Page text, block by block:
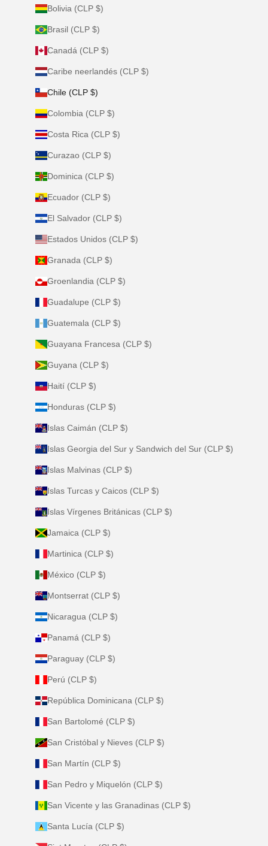
Bolivia (CLP $)
Brasil (CLP $)
Canadá (CLP $)
Caribe neerlandés (CLP $)
Chile (CLP $)
Colombia (CLP $)
Costa Rica (CLP $)
Curazao (CLP $)
Dominica (CLP $)
Ecuador (CLP $)
El Salvador (CLP $)
Estados Unidos (CLP $)
Granada (CLP $)
Groenlandia (CLP $)
Guadalupe (CLP $)
Guatemala (CLP $)
Guayana Francesa (CLP $)
Guyana (CLP $)
Haití (CLP $)
Honduras (CLP $)
Islas Caimán (CLP $)
Islas Georgia del Sur y Sandwich del Sur (CLP $)
Islas Malvinas (CLP $)
Islas Turcas y Caicos (CLP $)
Islas Vírgenes Británicas (CLP $)
Jamaica (CLP $)
Martinica (CLP $)
México (CLP $)
Montserrat (CLP $)
Nicaragua (CLP $)
Panamá (CLP $)
Paraguay (CLP $)
Perú (CLP $)
República Dominicana (CLP $)
San Bartolomé (CLP $)
San Cristóbal y Nieves (CLP $)
San Martín (CLP $)
San Pedro y Miquelón (CLP $)
San Vicente y las Granadinas (CLP $)
Santa Lucía (CLP $)